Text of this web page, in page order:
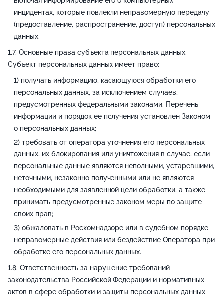
инцидентах, которые повлекли неправомерную передачу
(предоставление, распространение, доступ) персональных
данных.
Основные права субъекта персональных данных.
Субъект персональных данных имеет право:
получать информацию, касающуюся обработки его
персональных данных, за исключением случаев,
предусмотренных федеральными законами. Перечень
информации и порядок ее получения установлен Законом
о персональных данных;
требовать от оператора уточнения его персональных
данных, их блокирования или уничтожения в случае, если
персональные данные являются неполными, устаревшими,
неточными, незаконно полученными или не являются
необходимыми для заявленной цели обработки, а также
принимать предусмотренные законом меры по защите
своих прав;
обжаловать в Роскомнадзоре или в судебном порядке
неправомерные действия или бездействие Оператора при
обработке его персональных данных.
Ответственность за нарушение требований
законодательства Российской Федерации и нормативных
актов в сфере обработки и защиты персональных данных